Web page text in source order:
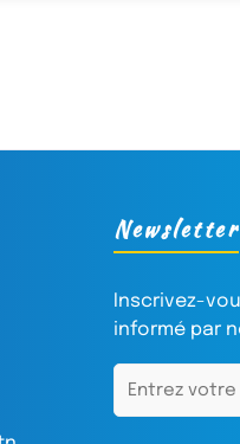
Newsletter
Inscrivez-
informé par